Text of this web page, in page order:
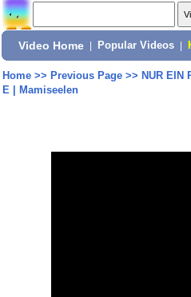
Video Home Popular Videos
Home>> Previous Page>> NUR EIN
E | Mamiseelen